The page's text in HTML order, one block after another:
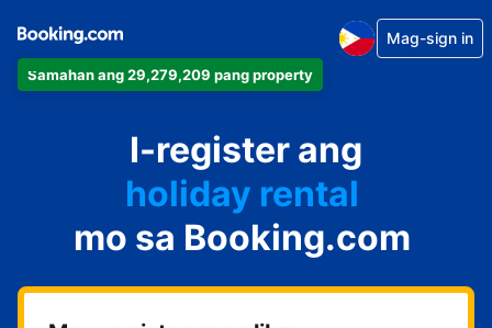
Samahan ang 29,279,209 pang property
Mag-sign in
I-register ang
apartment
hotel
holiday rental
guest house
bed and breakfast
mo sa Booking.com